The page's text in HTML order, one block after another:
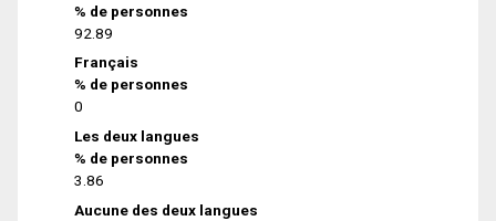
% de personnes
92.89
Français
% de personnes
0
Les deux langues
% de personnes
3.86
Aucune des deux langues